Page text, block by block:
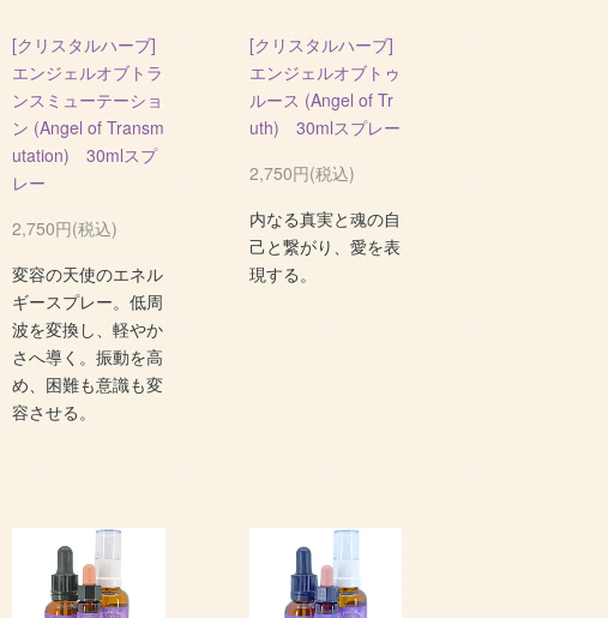
[クリスタルハーブ]
エンジェルオブトラ
ンスミューテーショ
ン (Angel of Transm
utation) 30mlスプ
レー
2,750円(税込)
変容の天使のエネル
ギースプレー。低周
波を変換し、軽やか
さへ導く。振動を高
め、困難も意識も変
容させる。
[クリスタルハーブ]
エンジェルオブトゥ
ルース (Angel of Tr
uth) 30mlスプレー
2,750円(税込)
内なる真実と魂の自
己と繋がり、愛を表
現する。